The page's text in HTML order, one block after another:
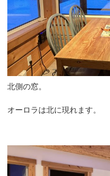
北側の窓。
オーロラは北に現れます。